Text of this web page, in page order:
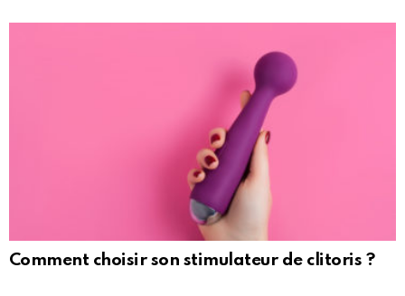
Comment choisir son stimulateur de clitoris ?